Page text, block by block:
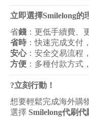
立即選擇Smilelong的
省錢 ：更低手續費、
省時：快速完成支付
安心：安全交易流程
方便 ：多種付款方式
?立刻行動！
想要輕鬆完成海外購
選擇 Smilelong代刷代